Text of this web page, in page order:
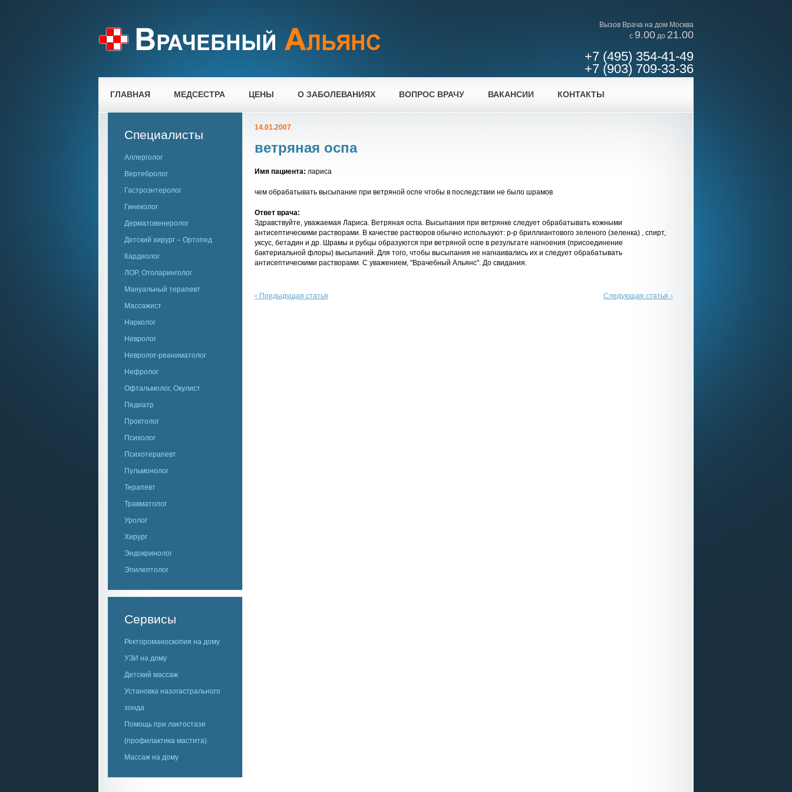
Вызов Врача на дом Москва
c 9.00 до 21.00
+7 (495) 354-41-49
+7 (903) 709-33-36
ГЛАВНАЯ МЕДСЕСТРА ЦЕНЫ О ЗАБОЛЕВАНИЯХ ВОПРОС ВРАЧУ ВАКАНСИИ КОНТАКТЫ
Специалисты
Аллерголог
Вертебролог
Гастроэнтеролог
Гинеколог
Дерматовенеролог
Детский хирург – Ортопед
Кардиолог
ЛОР, Отоларинголог
Мануальный терапевт
Массажист
Нарколог
Невролог
Невролог-реаниматолог
Нефролог
Офтальмолог, Окулист
Педиатр
Проктолог
Психолог
Психотерапевт
Пульмонолог
Терапевт
Травматолог
Уролог
Хирург
Эндокринолог
Эпилептолог
Сервисы
Ректороманоскопия на дому
УЗИ на дому
Детский массаж
Установка назогастрального
зонда
Помощь при лактостазе
(профилактика мастита)
Массаж на дому
14.01.2007
ветряная оспа
Имя пациента: лариса
чем обрабатывать высыпание при ветряной оспе чтобы в последствии не было шрамов
Ответ врача:
Здравствуйте, уважаемая Лариса. Ветряная оспа. Высыпания при ветрянке следует обрабатывать кожными
антисептическими растворами. В качестве растворов обычно используют: р-р бриллиантового зеленого (зеленка) , спирт,
уксус, бетадин и др. Шрамы и рубцы образуются при ветряной оспе в результате нагноения (присоединение
бактериальной флоры) высыпаний. Для того, чтобы высыпания не нагнаивались их и следует обрабатывать
антисептическими растворами. С уважением, "Врачебный Альянс". До свидания.
< Предыдущая статья Следующая статья >